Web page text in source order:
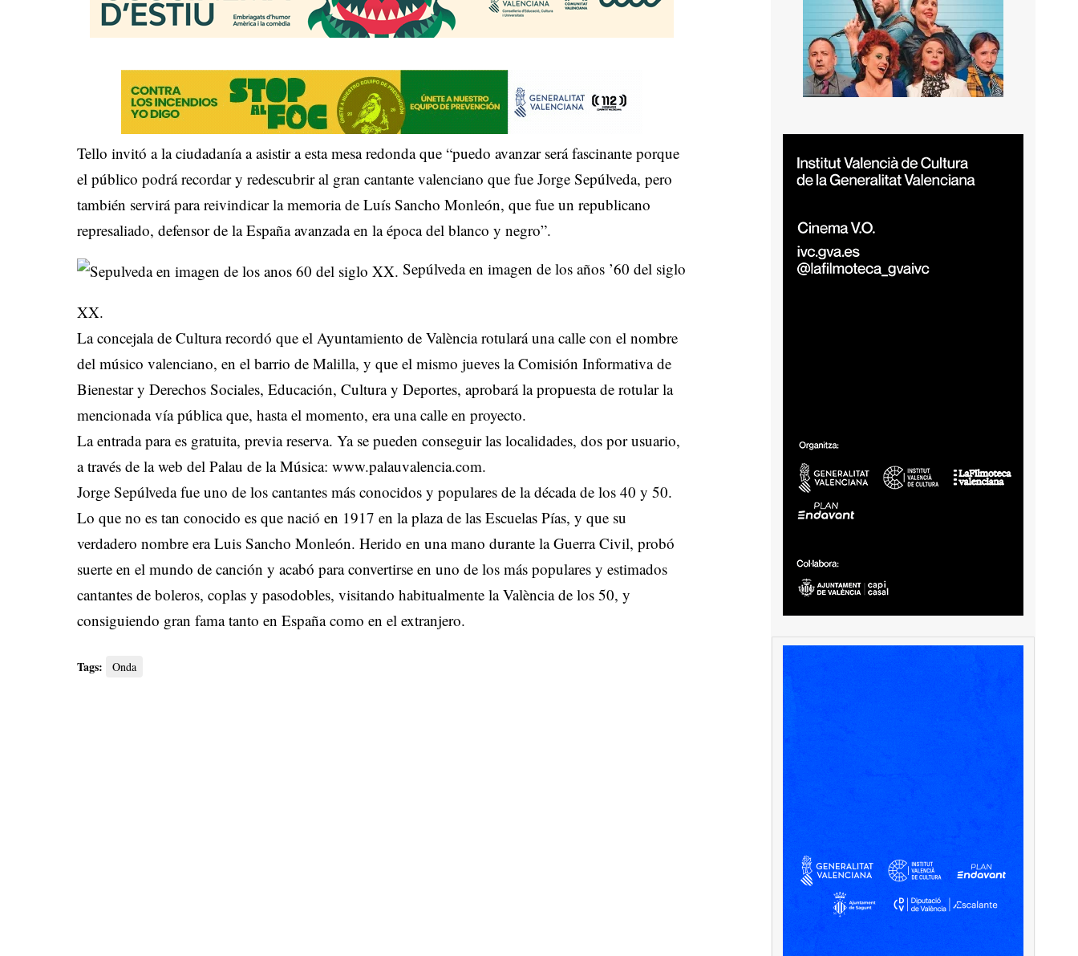
Tello invitó a la ciudadanía a asistir a esta mesa redonda que “puedo avanzar será fascinante porque
el público podrá recordar y redescubrir al gran cantante valenciano que fue Jorge Sepúlveda, pero
también servirá para reivindicar la memoria de Luís Sancho Monleón, que fue un republicano
represaliado, defensor de la España avanzada en la época del blanco y negro”.
Sepúlveda en imagen de los años ’60 del siglo
XX.
La concejala de Cultura recordó que el Ayuntamiento de València rotulará una calle con el nombre
del músico valenciano, en el barrio de Malilla, y que el mismo jueves la Comisión Informativa de
Bienestar y Derechos Sociales, Educación, Cultura y Deportes, aprobará la propuesta de rotular la
mencionada vía pública que, hasta el momento, era una calle en proyecto.
La entrada para es gratuita, previa reserva. Ya se pueden conseguir las localidades, dos por usuario,
a través de la web del Palau de la Música:www.palauvalencia.com.
Jorge Sepúlveda fue uno de los cantantes más conocidos y populares de la década de los 40 y 50.
Lo que no es tan conocido es que nació en 1917 en la plaza de las Escuelas Pías, y que su
verdadero nombre era Luis Sancho Monleón. Herido en una mano durante la Guerra Civil, probó
suerte en el mundo de canción y acabó para convertirse en uno de los más populares y estimados
cantantes de boleros, coplas y pasodobles, visitando habitualmente la València de los 50, y
consiguiendo gran fama tanto en España como en el extranjero.
Tags: Onda